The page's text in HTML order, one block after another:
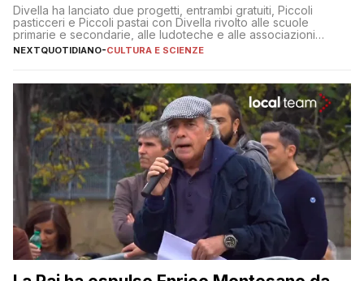
Divella ha lanciato due progetti, entrambi gratuiti, Piccoli
pasticceri e Piccoli pastai con Divella rivolto alle scuole
primarie e secondarie, alle ludoteche e alle associazioni
pugliesi che si occupano di bambini con ADHD
NEXTQUOTIDIANO-CULTURA E SCIENZE